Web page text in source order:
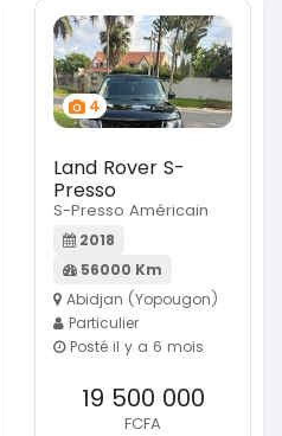
4
Land Rover S-
Presso
S-Presso Américain
2018
56000 Km
Abidjan (Yopougon)
Particulier
Posté il y a 6 mois
19 500 000
FCFA